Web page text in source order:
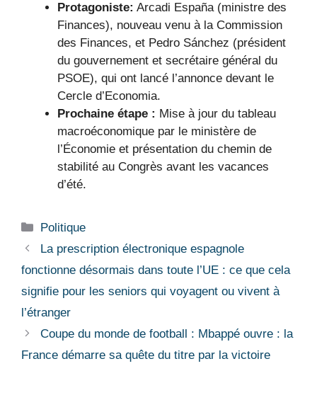
Protagoniste: Arcadi España (ministre des
Finances), nouveau venu à la Commission
des Finances, et Pedro Sánchez (président
du gouvernement et secrétaire général du
PSOE), qui ont lancé l’annonce devant le
Cercle d’Economia.
Prochaine étape : Mise à jour du tableau
macroéconomique par le ministère de
l’Économie et présentation du chemin de
stabilité au Congrès avant les vacances
d’été.
Catégories
Politique
La prescription électronique espagnole
fonctionne désormais dans toute l’UE : ce que cela
signifie pour les seniors qui voyagent ou vivent à
l’étranger
Coupe du monde de football : Mbappé ouvre : la
France démarre sa quête du titre par la victoire